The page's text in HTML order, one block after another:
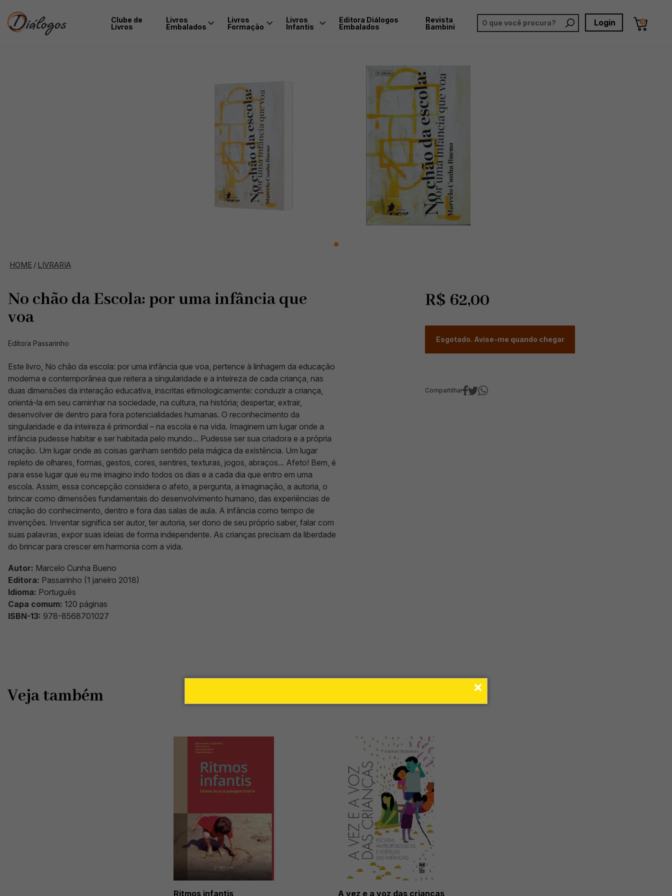
Clube de
Livros
Livros
Embalados
Livros
Formação
Livros
Infantis
Editora Diálogos
Embalados
Revista
Bambini
Login 0
HOME / LIVRARIA
No chão da Escola: por uma infância que
voa
Editora Passarinho
Este livro, No chão da escola: por uma infância que voa, pertence à linhagem da educação
moderna e contemporânea que reitera a singularidade e a inteireza de cada criança, nas
duas dimensões da interação educativa, inscritas etimologicamente: conduzir a criança,
orientá-la em seu caminhar na sociedade, na cultura, na história; despertar, extrair,
desenvolver de dentro para fora potencialidades humanas. O reconhecimento da
singularidade e da inteireza é primordial – na escola e na vida. Imaginem um lugar onde a
infância pudesse habitar e ser habitada pelo mundo... Pudesse ser sua criadora e a própria
criação. Um lugar onde as coisas ganham sentido pela mágica da existência. Um lugar
repleto de olhares, formas, gestos, cores, sentires, texturas, jogos, abraços... Afeto! Bem, é
para esse lugar que eu me imagino indo todos os dias e a cada dia que entro em uma
escola. Assim, essa concepção considera o afeto, a pergunta, a imaginação, a autoria, o
brincar como dimensões fundamentais do desenvolvimento humano, das experiências de
criação do conhecimento, dentro e fora das salas de aula. A infância como tempo de
invenções. Inventar significa ser autor, ter autoria, ser dono de seu próprio saber, falar com
suas palavras, expor suas ideias de forma independente. As crianças precisam da liberdade
do brincar para crescer em harmonia com a vida.
Autor: Marcelo Cunha Bueno
Editora: Passarinho (1 janeiro 2018)
Idioma: ‎Português
Capa comum: 120 páginas
ISBN-13: 978-8568701027
R$ 62,00
Esgotado. Avise-me quando chegar
Compartilhar
Veja também
Ritmos infantis A vez e a voz das crianças